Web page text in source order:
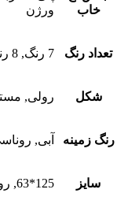
خاب
ورژن
تعداد رنگ 7 رنگ, 8 رنگ
شکل رولی,
رنگ زمینه آبی,
سایز 125*63, رول در عرض 125